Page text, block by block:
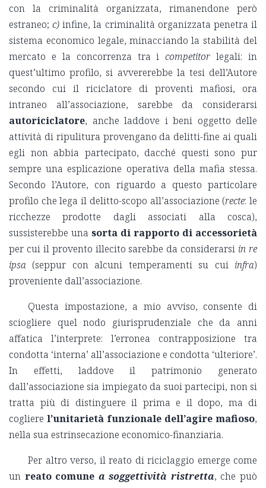
con la criminalità organizzata, rimanendone però
estraneo;c) infine, la criminalità organizzata penetra il
sistema economico legale, minacciando la stabilità del
mercato e la concorrenza tra icompetitor legali: in
quest’ultimo profilo, si avvererebbe la tesi dell’Autore
secondo cui il riciclatore di proventi mafiosi, ora
intraneo all’associazione, sarebbe da considerarsi
autoriciclatore, anche laddove i beni oggetto delle
attività di ripulitura provengano da delitti-fine ai quali
egli non abbia partecipato, dacché questi sono pur
sempre una esplicazione operativa della mafia stessa.
Secondo l’Autore, con riguardo a questo particolare
profilo che lega il delitto-scopo all’associazione (recte: le
ricchezze prodotte dagli associati alla cosca),
sussisterebbe una sorta di rapporto di accessorietà
per cui il provento illecito sarebbe da considerarsi in re
ipsa (seppur con alcuni temperamenti su cui infra)
proveniente dall’associazione.
Questa impostazione, a mio avviso, consente di
sciogliere quel nodo giurisprudenziale che da anni
affatica l’interprete: l’erronea contrapposizione tra
condotta ‘interna’ all’associazione e condotta ‘ulteriore’.
In effetti, laddove il patrimonio generato
dall’associazione sia impiegato da suoi partecipi, non si
tratta più di distinguere il prima e il dopo, ma di
cogliere l’unitarietà funzionale dell’agire mafioso,
nella sua estrinsecazione economico-finanziaria.
Per altro verso, il reato di riciclaggio emerge come
un reato comune a soggettività ristretta, che può